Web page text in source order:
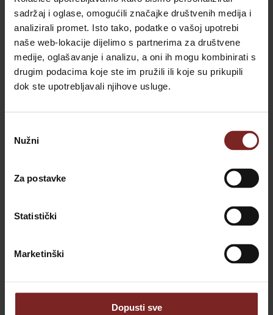
sadržaj i oglase, omogućili značajke društvenih medija i
analizirali promet. Isto tako, podatke o vašoj upotrebi
naše web-lokacije dijelimo s partnerima za društvene
medije, oglašavanje i analizu, a oni ih mogu kombinirati s
drugim podacima koje ste im pružili ili koje su prikupili
dok ste upotrebljavali njihove usluge.
pristanka
Nužni
Za postavke
Statistički
Marketinški
Dopusti sve